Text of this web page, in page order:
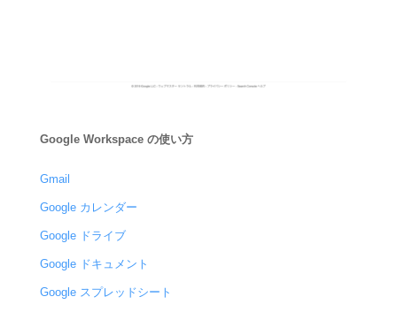
Google Workspace の使い方
Gmail
Google カレンダー
Google ドライブ
Google ドキュメント
Google スプレッドシート